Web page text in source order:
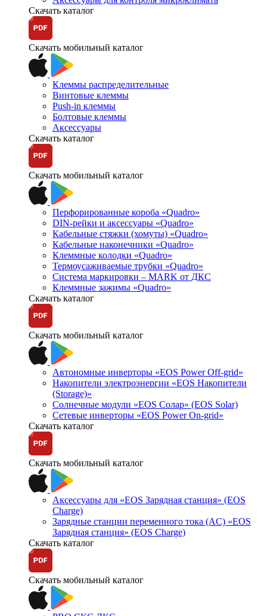
Скачать каталог
Скачать мобильный каталог
Клеммы распределительные
Винтовые клеммы
Push-in клеммы
Болтовые клеммы
Аксессуары
Скачать каталог
Скачать мобильный каталог
Перфорированные короба «Quadro»
DIN-рейки и аксессуары «Quadro»
Кабельные стяжки (хомуты) «Quadro»
Кабельные наконечники «Quadro»
Клеммные колодки «Quadro»
Термоусаживаемые трубки «Quadro»
Система маркировки – MARK от ДКС
Клеммные зажимы «Quadro»
Скачать каталог
Скачать мобильный каталог
Автономные инверторы «EOS Power Off-grid»
Накопители электроэнергии «EOS Накопители
(Storage)»
Солнечные модули «EOS Солар» (EOS Solar)
Сетевые инверторы «EOS Power On-grid»
Скачать каталог
Скачать мобильный каталог
Аксессуары для «EOS Зарядная станция» (EOS
Charge)
Зарядные станции переменного тока (AC) «EOS
Зарядная станция» (EOS Charge)
Скачать каталог
Скачать мобильный каталог